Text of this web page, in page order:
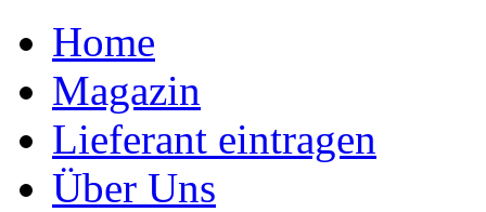
Home
Magazin
Lieferant eintragen
Über Uns